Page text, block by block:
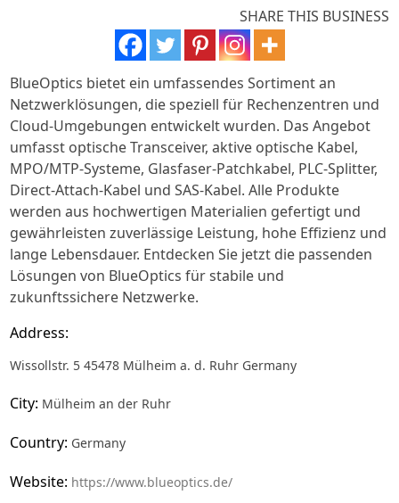
SHARE THIS BUSINESS
BlueOptics bietet ein umfassendes Sortiment an
Netzwerklösungen, die speziell für Rechenzentren und
Cloud-Umgebungen entwickelt wurden. Das Angebot
umfasst optische Transceiver, aktive optische Kabel,
MPO/MTP-Systeme, Glasfaser-Patchkabel, PLC-Splitter,
Direct-Attach-Kabel und SAS-Kabel. Alle Produkte
werden aus hochwertigen Materialien gefertigt und
gewährleisten zuverlässige Leistung, hohe Effizienz und
lange Lebensdauer. Entdecken Sie jetzt die passenden
Lösungen von BlueOptics für stabile und
zukunftssichere Netzwerke.
Address:
Wissollstr. 5 45478 Mülheim a. d. Ruhr Germany
City: Mülheim an der Ruhr
Country: Germany
Website: https://www.blueoptics.de/